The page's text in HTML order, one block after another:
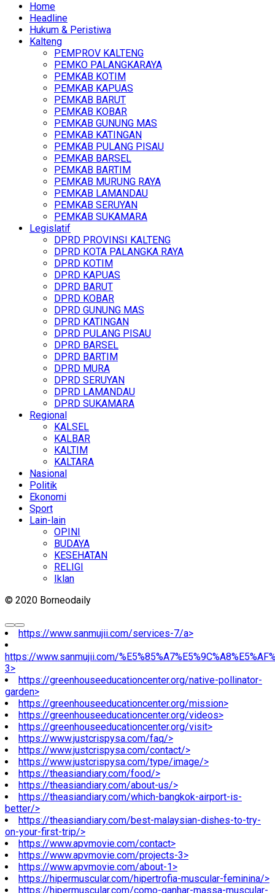
Home
Headline
Hukum & Peristiwa
Kalteng
PEMPROV KALTENG
PEMKO PALANGKARAYA
PEMKAB KOTIM
PEMKAB KAPUAS
PEMKAB BARUT
PEMKAB KOBAR
PEMKAB GUNUNG MAS
PEMKAB KATINGAN
PEMKAB PULANG PISAU
PEMKAB BARSEL
PEMKAB BARTIM
PEMKAB MURUNG RAYA
PEMKAB LAMANDAU
PEMKAB SERUYAN
PEMKAB SUKAMARA
Legislatif
DPRD PROVINSI KALTENG
DPRD KOTA PALANGKA RAYA
DPRD KOTIM
DPRD KAPUAS
DPRD BARUT
DPRD KOBAR
DPRD GUNUNG MAS
DPRD KATINGAN
DPRD PULANG PISAU
DPRD BARSEL
DPRD BARTIM
DPRD MURA
DPRD SERUYAN
DPRD LAMANDAU
DPRD SUKAMARA
Regional
KALSEL
KALBAR
KALTIM
KALTARA
Nasional
Politik
Ekonomi
Sport
Lain-lain
OPINI
BUDAYA
KESEHATAN
RELIGI
Iklan
© 2020 Borneodaily
https://www.sanmujii.com/services-7/a>
https://www.sanmujii.com/
3>
https://greenhouseeducationcenter.org/native-pollinator-
garden>
https://greenhouseeducationcenter.org/mission>
https://greenhouseeducationcenter.org/videos>
https://greenhouseeducationcenter.org/visit>
https://www.justcrispysa.com/faq/>
https://www.justcrispysa.com/contact/>
https://www.justcrispysa.com/type/image/>
https://theasiandiary.com/food/>
https://theasiandiary.com/about-us/>
https://theasiandiary.com/which-bangkok-airport-is-
better/>
https://theasiandiary.com/best-malaysian-dishes-to-try-
on-your-first-trip/>
https://www.apvmovie.com/contact>
https://www.apvmovie.com/projects-3>
https://www.apvmovie.com/about-1>
https://hipermuscular.com/hipertrofia-muscular-feminina/>
https://hipermuscular.com/como-ganhar-massa-muscular-